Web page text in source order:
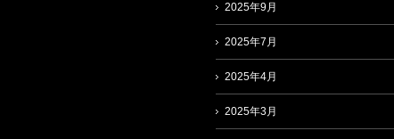
2025年9月
2025年7月
2025年4月
2025年3月